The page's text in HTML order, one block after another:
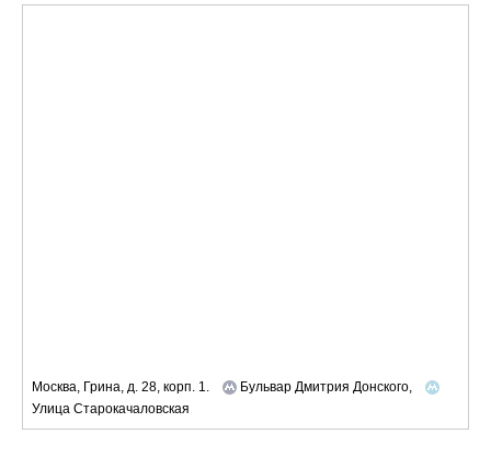
Москва, Грина, д. 28, корп. 1.
Бульвар Дмитрия Донского,
Улица Старокачаловская